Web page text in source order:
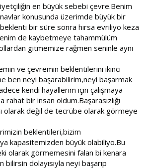
en büyük sebebi çevre.Benim
konusunda üzerimde büyük bir
beklenti bir süre sonra hırsa evriliyo keza
de kaybetmeye tahammülüm
gitmemize rağmen seninle aynı
ve çevremin beklentilerini ikinci
ben neyi başarabilirim,neyi başarmak
kendi hayallerim için çalışmaya
rahat bir insan oldum.Başarasızlığı
olarak değil de tecrübe olarak görmeye
beklentileri,bizim
kapasitemizden büyük olabiliyo.Bu
olarak görmemesini falan bi kenara
bilirsin dolayısıyla neyi başarıp